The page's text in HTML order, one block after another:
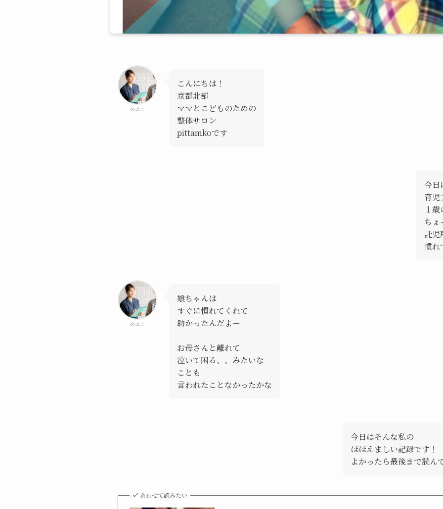
のぶこ
こんにちは！
京都北部
ママとこどものための
整体サロン
pittamkoです
今日
育児
１
ちょ
託児
慣れ
のぶこ
娘ちゃんは
すぐに慣れてくれて
助かったんだよー
お母さんと離れて
泣いて困る、、みたいな
ことも
言われたことなかったかな
今日はそんな私の
ほほえましい記録です！
よかったら最後まで読ん
あわせて読みたい